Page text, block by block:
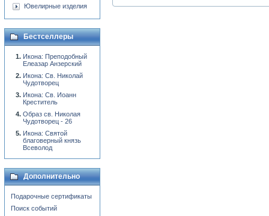
Ювелирные изделия
Бестселлеры
Икона: Преподобный
Елеазар Анзерский
Икона: Св. Николай
Чудотворец
Икона: Св. Иоанн
Креститель
Образ св. Николая
Чудотворец - 26
Икона: Святой
благоверный князь
Всеволод
Дополнительно
Подарочные сертификаты
Поиск событий